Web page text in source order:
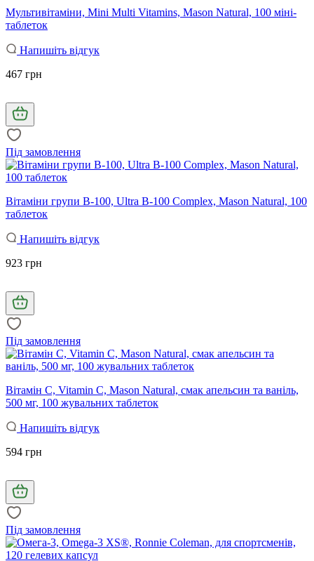
Мультивітаміни, Mini Multi Vitamins, Mason Natural, 100 міні-
таблеток
Напишіть відгук
467 грн
Під замовлення
Вітаміни групи B-100, Ultra B-100 Complex, Mason Natural, 100
таблеток
Напишіть відгук
923 грн
Під замовлення
Вітамін С, Vitamin C, Mason Natural, смак апельсин та ваніль,
500 мг, 100 жувальних таблеток
Напишіть відгук
594 грн
Під замовлення